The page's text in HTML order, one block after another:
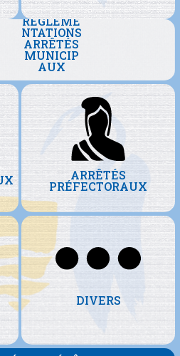
RÈGLEME
NTATIONS
ARRÊTÉS
MUNICIP
AUX
ARRÊTÉS
PRÉFECTORAUX
DIVERS